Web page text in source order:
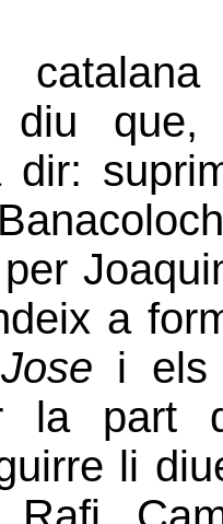
diu
dir:
a
Jose i
la part
li